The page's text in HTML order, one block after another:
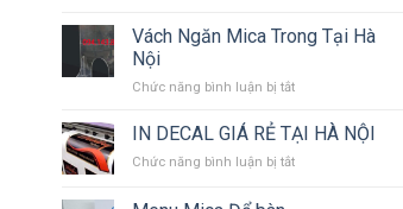
đựng
tặng
trọng
quốc
các
loại
thông
bảng
báo,
Vách Ngăn Mica Trong Tại Hà
Nội
Chức năng bình luận bị tắtở
Ngăn
Mica
Trong
IN DECAL GIÁ RẺ TẠI HÀ NỘI
Chức năng bình luận bị tắtở